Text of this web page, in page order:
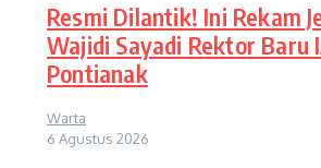
Resmi Dilantik! Ini Rekam
Wajidi Sayadi Rektor Baru
Pontianak
Warta
6 Agustus 2026